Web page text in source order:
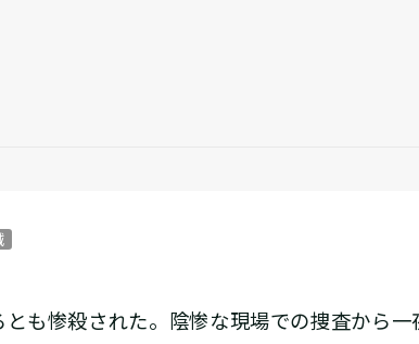
も惨殺された。陰惨な現場での捜査から一